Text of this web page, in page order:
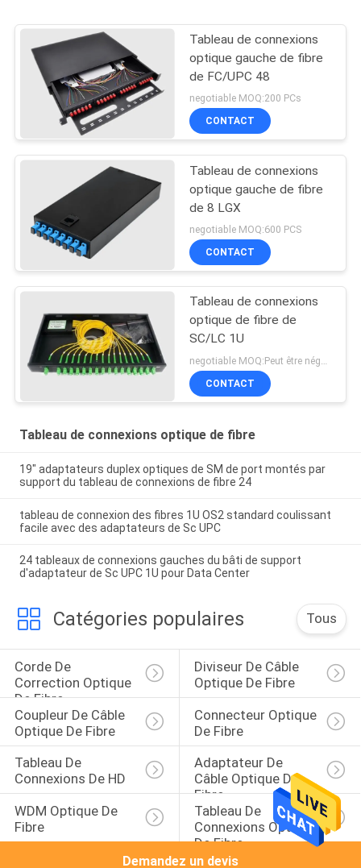
Tableau de connexions
optique gauche de fibre
de FC/UPC 48
negotiable MOQ:200 PCs
CONTACT
Tableau de connexions
optique gauche de fibre
de 8 LGX
negotiable MOQ:600 PCS
CONTACT
Tableau de connexions
optique de fibre de
SC/LC 1U
CONTACT
Tableau de connexions optique de fibre
19" adaptateurs duplex optiques de SM de port montés par
support du tableau de connexions de fibre 24
tableau de connexion des fibres 1U OS2 standard coulissant
facile avec des adaptateurs de Sc UPC
24 tableaux de connexions gauches du bâti de support
d'adaptateur de Sc UPC 1U pour Data Center
Catégories populaires Tous
Corde De
Correction Optique
De Fibre
Diviseur De Câble
Optique De Fibre
Coupleur De Câble
Optique De Fibre
Connecteur Optique
De Fibre
Tableau De
Connexions De HD
Adaptateur De
Câble Optique De
Fibre
WDM Optique De
Fibre
Tableau De
Connexions Optique
De Fibre
Demandez un devis